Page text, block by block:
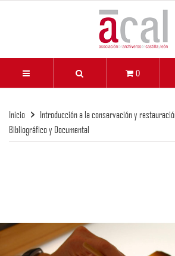
0
Inicio
Introducción a la conservación y
Bibliográfico y Documental